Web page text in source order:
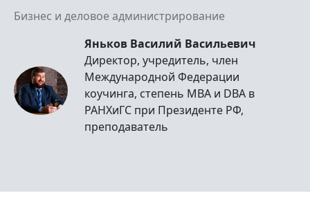
Бизнес и деловое администрирование
Яньков Василий Васильевич
Директор, учредитель, член
Международной Федерации
коучинга, степень MBA и DBA в
РАНХиГС при Президенте РФ,
преподаватель